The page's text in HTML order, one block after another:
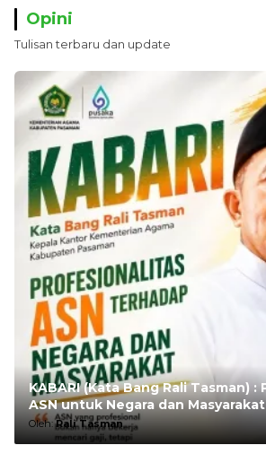
Opini
Tulisan terbaru dan update
KABARI (Kata Bang Rali Tasman) : Profesionalitas
ASN untuk Negara dan Masyarakat
Oleh:Rali Tasman